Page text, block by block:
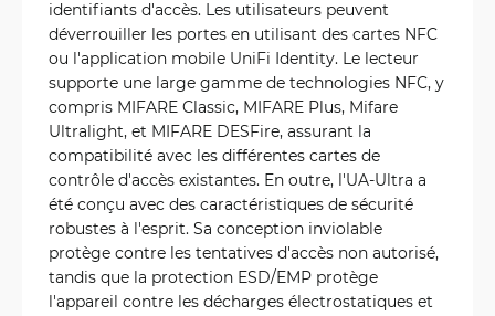
identifiants d'accès. Les utilisateurs peuvent
déverrouiller les portes en utilisant des cartes NFC
ou l'application mobile UniFi Identity. Le lecteur
supporte une large gamme de technologies NFC, y
compris MIFARE Classic, MIFARE Plus, Mifare
Ultralight, et MIFARE DESFire, assurant la
compatibilité avec les différentes cartes de
contrôle d'accès existantes. En outre, l'UA-Ultra a
été conçu avec des caractéristiques de sécurité
robustes à l'esprit. Sa conception inviolable
protège contre les tentatives d'accès non autorisé,
tandis que la protection ESD/EMP protège
l'appareil contre les décharges électrostatiques et